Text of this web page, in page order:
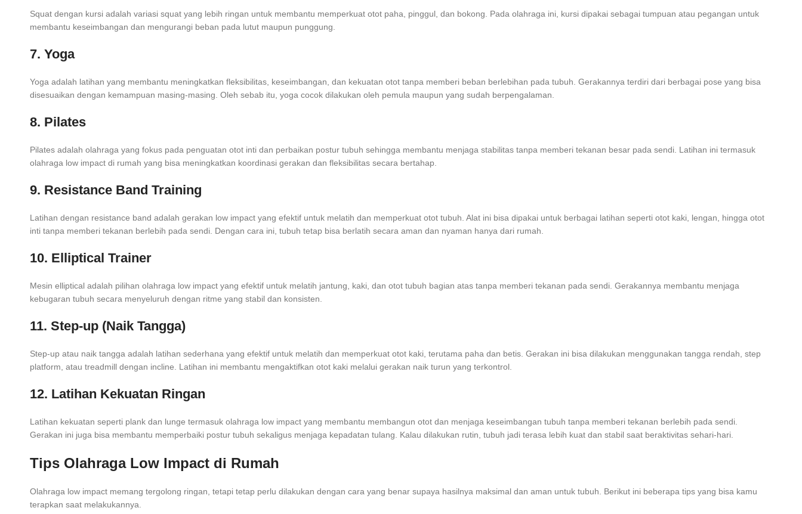
Squat dengan kursi adalah variasi squat yang lebih ringan untuk membantu memperkuat otot paha, pinggul, dan bokong. Pada olahraga ini, kursi dipakai sebagai tumpuan atau pegangan untuk
membantu keseimbangan dan mengurangi beban pada lutut maupun punggung.
7. Yoga
Yoga adalah latihan yang membantu meningkatkan fleksibilitas, keseimbangan, dan kekuatan otot tanpa memberi beban berlebihan pada tubuh. Gerakannya terdiri dari berbagai pose yang bisa
disesuaikan dengan kemampuan masing-masing. Oleh sebab itu, yoga cocok dilakukan oleh pemula maupun yang sudah berpengalaman.
8. Pilates
Pilates adalah olahraga yang fokus pada penguatan otot inti dan perbaikan postur tubuh sehingga membantu menjaga stabilitas tanpa memberi tekanan besar pada sendi. Latihan ini termasuk
olahraga low impact di rumah yang bisa meningkatkan koordinasi gerakan dan fleksibilitas secara bertahap.
9. Resistance Band Training
Latihan dengan resistance band adalah gerakan low impact yang efektif untuk melatih dan memperkuat otot tubuh. Alat ini bisa dipakai untuk berbagai latihan seperti otot kaki, lengan, hingga otot
inti tanpa memberi tekanan berlebih pada sendi. Dengan cara ini, tubuh tetap bisa berlatih secara aman dan nyaman hanya dari rumah.
10. Elliptical Trainer
Mesin elliptical adalah pilihan olahraga low impact yang efektif untuk melatih jantung, kaki, dan otot tubuh bagian atas tanpa memberi tekanan pada sendi. Gerakannya membantu menjaga
kebugaran tubuh secara menyeluruh dengan ritme yang stabil dan konsisten.
11. Step-up (Naik Tangga)
Step-up atau naik tangga adalah latihan sederhana yang efektif untuk melatih dan memperkuat otot kaki, terutama paha dan betis. Gerakan ini bisa dilakukan menggunakan tangga rendah, step
platform, atau treadmill dengan incline. Latihan ini membantu mengaktifkan otot kaki melalui gerakan naik turun yang terkontrol.
12. Latihan Kekuatan Ringan
Latihan kekuatan seperti plank dan lunge termasuk olahraga low impact yang membantu membangun otot dan menjaga keseimbangan tubuh tanpa memberi tekanan berlebih pada sendi.
Gerakan ini juga bisa membantu memperbaiki postur tubuh sekaligus menjaga kepadatan tulang. Kalau dilakukan rutin, tubuh jadi terasa lebih kuat dan stabil saat beraktivitas sehari-hari.
Tips Olahraga Low Impact di Rumah
Olahraga low impact memang tergolong ringan, tetapi tetap perlu dilakukan dengan cara yang benar supaya hasilnya maksimal dan aman untuk tubuh. Berikut ini beberapa tips yang bisa kamu
terapkan saat melakukannya.